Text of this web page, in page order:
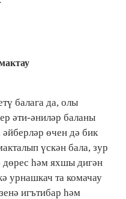
балага да, олы
әти-әниләр баланы
өчен дә бик
үскән бала, зур
дөрес һәм яхшы дигән
урнашкач та комачау
игътибар һәм